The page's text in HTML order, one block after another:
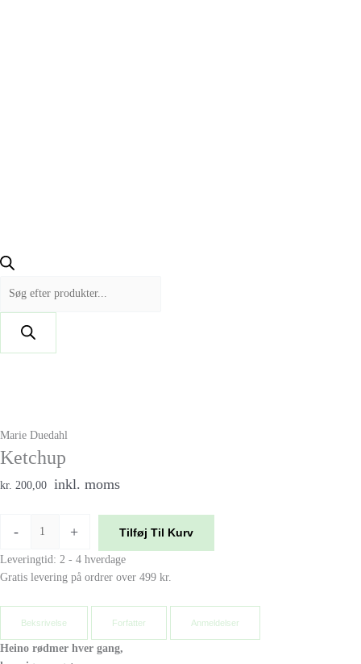
Marie Duedahl
Ketchup
kr. 200,00 inkl. moms
- + Tilføj Til Kurv
Leveringtid: 2 - 4 hverdage
Gratis levering på ordrer over 499 kr.
Beksrivelse Forfatter Anmeldelser
Heino rødmer hver gang,